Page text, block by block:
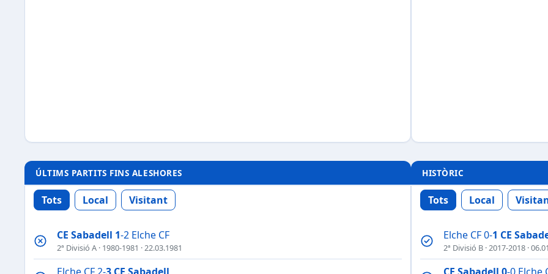
ÚLTIMS PARTITS FINS ALESHORES
Tots Local Visitant
CE Sabadell 1-2 Elche CF
2ª Divisió A · 1980-1981 · 22.03.1981
HISTÒRIC
Tots Local
Elche CF 0-1 CE
2ª Divisió B ·2017-2018 ·